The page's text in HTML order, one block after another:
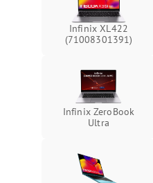
синие экраны
Проблемы Wi‑Fi или
Infinix XL422
(71008301391)
Infinix ZeroBook
Ultra